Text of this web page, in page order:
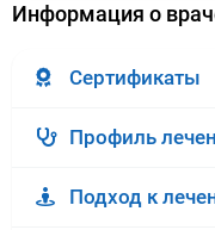
Информация о
Сертификаты
Профиль
Подход к